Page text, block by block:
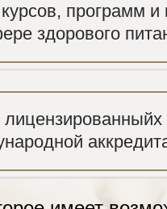
программ и
здорового